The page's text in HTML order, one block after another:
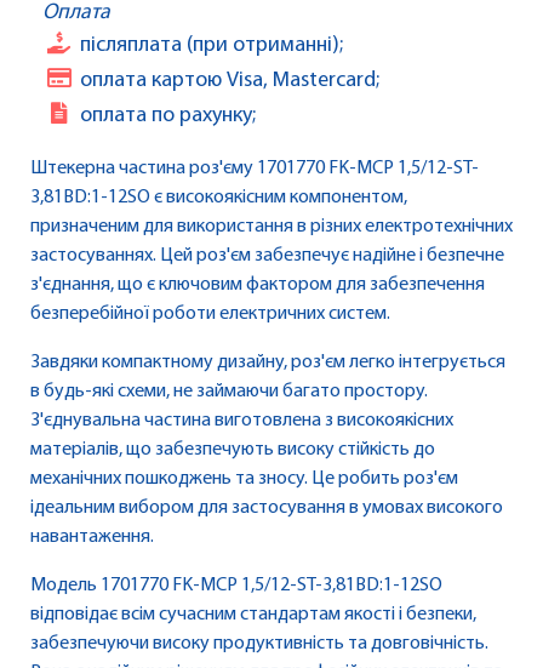
Оплата
післяплата (при отриманні);
оплата картою Visa, Mastercard;
оплата по рахунку;
Штекерна частина роз'єму 1701770 FK-MCP 1,5/12-ST-
3,81BD:1-12SO є високоякісним компонентом,
призначеним для використання в різних електротехнічних
застосуваннях. Цей роз'єм забезпечує надійне і безпечне
з'єднання, що є ключовим фактором для забезпечення
безперебійної роботи електричних систем.
Завдяки компактному дизайну, роз'єм легко інтегрується
в будь-які схеми, не займаючи багато простору.
З'єднувальна частина виготовлена з високоякісних
матеріалів, що забезпечують високу стійкість до
механічних пошкоджень та зносу. Це робить роз'єм
ідеальним вибором для застосування в умовах високого
навантаження.
Модель 1701770 FK-MCP 1,5/12-ST-3,81BD:1-12SO
відповідає всім сучасним стандартам якості і безпеки,
забезпечуючи високу продуктивність та довговічність.